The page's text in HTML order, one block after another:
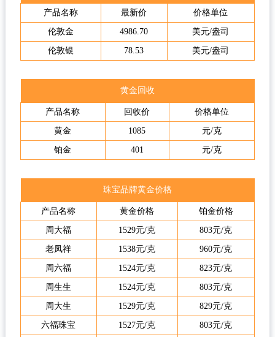
产品名称 最新价 价格单位
伦敦金 4986.70 美元/盎司
伦敦银 78.53 美元/盎司
黄金回收
产品名称 回收价 价格单位
黄金 1085 元/克
铂金 401 元/克
珠宝品牌黄金价格
产品名称 黄金价格 铂金价格
周大福 1529元/克 803元/克
老凤祥 1538元/克 960元/克
周六福 1524元/克 823元/克
周生生 1524元/克 803元/克
周大生 1529元/克 829元/克
六福珠宝 1527元/克 803元/克